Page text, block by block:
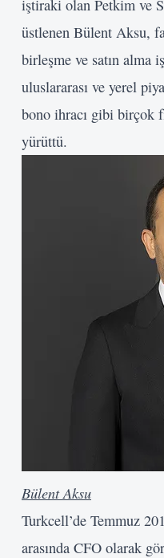
iştiraki olan Petkim ve
üstlenen Bülent Aksu,
birleşme ve satın alma
uluslararası ve yerel
bono ihracı gibi birçok
yürüttü.
Bülent Aksu
Turkcell’de Temmuz
arasında CFO olarak